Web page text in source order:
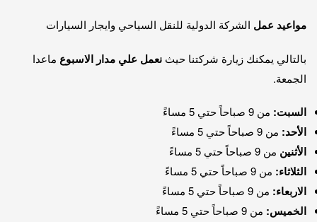
مواعيد عمل الشركة الدولية للنقل السياحي وايجار السيارات
بالتالي يمكنك زيارة شركتنا حيث نعمل علي مدار الاسبوع ماعدا
الجمعة.
السبت: من 9 صباحاً حتي 5 مساءً
الأحد: من 9 صباحاً حتي 5 مساءً
الأثنين من 9 صباحاً حتي 5 مساءً
الثلاثاء: من 9 صباحاً حتي 5 مساءً
الاربعاء: من 9 صباحاً حتي 5 مساءً
الخميس: من 9 صباحاً حتي 5 مساءً